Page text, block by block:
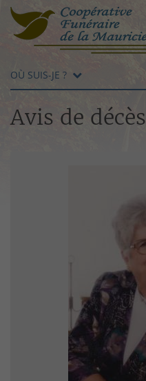
OÙ SUIS-JE ?
Avis de décès